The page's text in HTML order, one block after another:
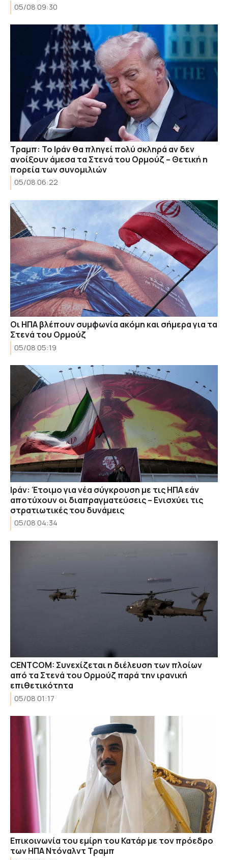
05/08 09:30
Τραμπ: Το Ιράν θα πληγεί πολύ σκληρά αν δεν
ανοίξουν άμεσα τα Στενά του Ορμούζ – Θετική η
πορεία των συνομιλιών
05/08 06:22
Οι ΗΠΑ βλέπουν συμφωνία ακόμη και σήμερα για τα
Στενά του Ορμούζ
05/08 05:19
Ιράν: Έτοιμο για νέα σύγκρουση με τις ΗΠΑ εάν
αποτύχουν οι διαπραγματεύσεις – Ενισχύει τις
στρατιωτικές του δυνάμεις
05/08 04:34
CENTCOM: Συνεχίζεται η διέλευση των πλοίων
από τα Στενά του Ορμούζ παρά την ιρανική
επιθετικότητα
05/08 01:17
Επικοινωνία του εμίρη του Κατάρ με τον πρόεδρο
των ΗΠΑ Ντόναλντ Τραμπ